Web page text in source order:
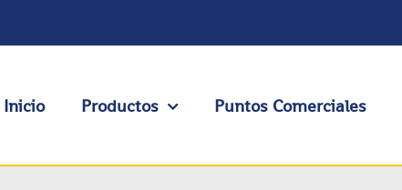
Inicio Productos Puntos Comerciales